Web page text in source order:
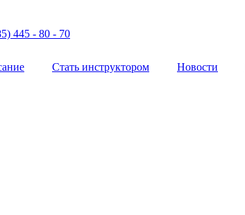
445 - 80 - 70
Стать инструктором Новости